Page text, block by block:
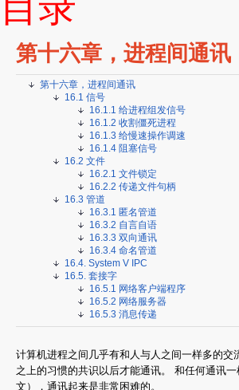
第十六章，进程间通讯
第十六章，进程间通讯
16.1 信号
16.1.1 给进程组发信号
16.1.2 收割僵死进程
16.1.3 给慢速操作调速
16.1.4 阻塞信号
16.2 文件
16.2.1 文件锁定
16.2.2 传递文件句柄
16.3 管道
16.3.1 匿名管道
16.3.2 自言自语
16.3.3 双向通讯
16.3.4 命名管道
16.4. System V IPC
16.5. 套接字
16.5.1 网络客户端程序
16.5.2 网络服务器
16.5.3 消息传递
计算机进程之间几乎有和人与人之间一样多的
之上的习惯的共识以后才能通讯。 和任何通讯
文），通讯起来是非常困难的。